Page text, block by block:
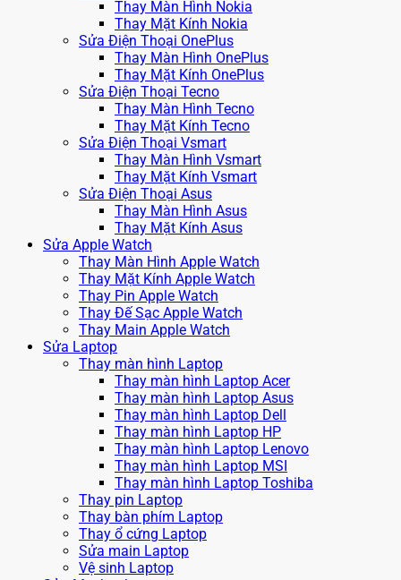
Thay Màn Hình Nokia
Thay Mặt Kính Nokia
Sửa Điện Thoại OnePlus
Thay Màn Hình OnePlus
Thay Mặt Kính OnePlus
Sửa Điện Thoại Tecno
Thay Màn Hình Tecno
Thay Mặt Kính Tecno
Sửa Điện Thoại Vsmart
Thay Màn Hình Vsmart
Thay Mặt Kính Vsmart
Sửa Điện Thoại Asus
Thay Màn Hình Asus
Thay Mặt Kính Asus
Sửa Apple Watch
Thay Màn Hình Apple Watch
Thay Mặt Kính Apple Watch
Thay Pin Apple Watch
Thay Đế Sạc Apple Watch
Thay Main Apple Watch
Sửa Laptop
Thay màn hình Laptop
Thay màn hình Laptop Acer
Thay màn hình Laptop Asus
Thay màn hình Laptop Dell
Thay màn hình Laptop HP
Thay màn hình Laptop Lenovo
Thay màn hình Laptop MSI
Thay màn hình Laptop Toshiba
Thay pin Laptop
Thay bàn phím Laptop
Thay ổ cứng Laptop
Sửa main Laptop
Vệ sinh Laptop